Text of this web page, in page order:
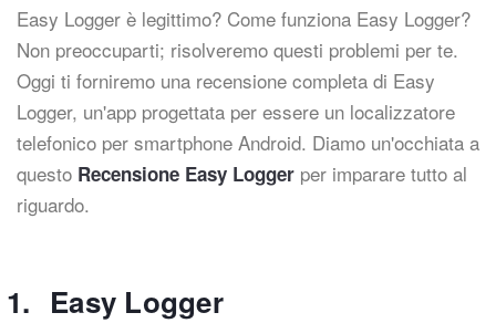
Easy Logger è legittimo? Come funziona Easy Logger?
Non preoccuparti; risolveremo questi problemi per te.
Oggi ti forniremo una recensione completa di Easy
Logger, un'app progettata per essere un localizzatore
telefonico per smartphone Android. Diamo un'occhiata a
questo Recensione Easy Logger per imparare tutto al
riguardo.
Easy Logger